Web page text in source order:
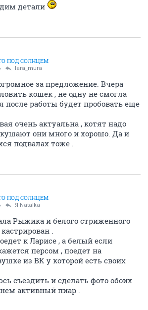
детали
ПОД СОЛНЦЕМ
lara_mura
за предложение. Вчера
кошек , не одну не смогла
после работы будет пробовать еще
очень актуальна , котят надо
они много и хорошо. Да и
подвалах тоже .
ПОД СОЛНЦЕМ
Я Natalka
Рыжика и белого стриженного
.
к Ларисе , а белый если
персом , поедет на
из ВК у которой есть своих
съездить и сделать фото обоих
активный пиар .